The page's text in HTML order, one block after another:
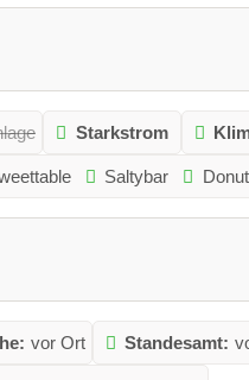
Starkstrom
Saltybar
vor Ort Standesamt: